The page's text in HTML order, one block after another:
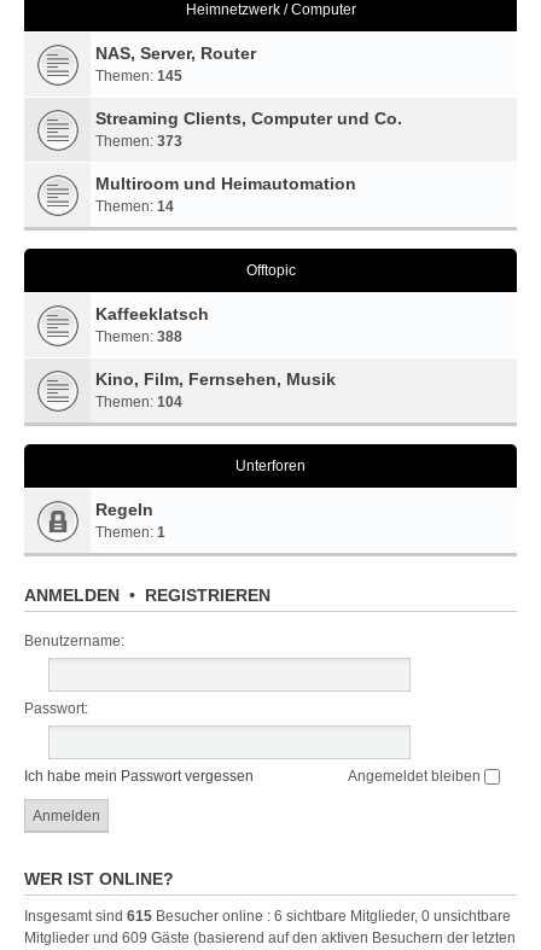
Heimnetzwerk / Computer
NAS, Server, Router
Themen: 145
Streaming Clients, Computer und Co.
Themen: 373
Multiroom und Heimautomation
Themen: 14
Offtopic
Kaffeeklatsch
Themen: 388
Kino, Film, Fernsehen, Musik
Themen: 104
Unterforen
Regeln
Themen: 1
ANMELDEN • REGISTRIEREN
Benutzername:
Passwort:
Ich habe mein Passwort vergessen Angemeldet bleiben
WER IST ONLINE?
Insgesamt sind 615 Besucher online : 6 sichtbare Mitglieder, 0 unsichtbare
Mitglieder und 609 Gäste (basierend auf den aktiven Besuchern der letzten